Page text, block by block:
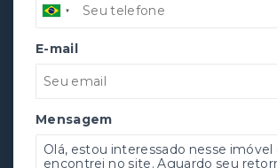
E-mail
Mensagem